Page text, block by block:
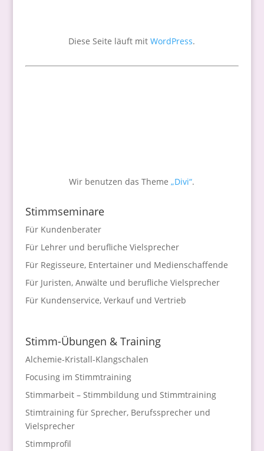
Diese Seite läuft mitWordPress.
Wir benutzen das Theme„Divi“.
Stimmseminare
Für Kundenberater
Für Lehrer und berufliche Vielsprecher
Für Regisseure, Entertainer und Medienschaffende
Für Juristen, Anwälte und berufliche Vielsprecher
Für Kundenservice, Verkauf und Vertrieb
Stimm-Übungen & Training
Alchemie-Kristall-Klangschalen
Focusing im Stimmtraining
Stimmarbeit – Stimmbildung und Stimmtraining
Stimtraining für Sprecher, Berufssprecher und
Vielsprecher
Stimmprofil